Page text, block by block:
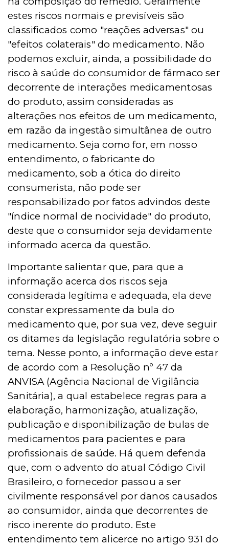
estes riscos normais e previsíveis são
classificados como "reações adversas" ou
"efeitos colaterais" do medicamento. Não
podemos excluir, ainda, a possibilidade do
risco à saúde do consumidor de fármaco ser
decorrente de interações medicamentosas
do produto, assim consideradas as
alterações nos efeitos de um medicamento,
em razão da ingestão simultânea de outro
medicamento. Seja como for, em nosso
entendimento, o fabricante do
medicamento, sob a ótica do direito
consumerista, não pode ser
responsabilizado por fatos advindos deste
"índice normal de nocividade" do produto,
deste que o consumidor seja devidamente
informado acerca da questão.
Importante salientar que, para que a
informação acerca dos riscos seja
considerada legítima e adequada, ela deve
constar expressamente da bula do
medicamento que, por sua vez, deve seguir
os ditames da legislação regulatória sobre o
tema. Nesse ponto, a informação deve estar
de acordo com a Resolução nº 47 da
ANVISA (Agência Nacional de Vigilância
Sanitária), a qual estabelece regras para a
elaboração, harmonização, atualização,
publicação e disponibilização de bulas de
medicamentos para pacientes e para
profissionais de saúde. Há quem defenda
que, com o advento do atual Código Civil
Brasileiro, o fornecedor passou a ser
civilmente responsável por danos causados
ao consumidor, ainda que decorrentes de
risco inerente do produto. Este
entendimento tem alicerce no artigo 931 do